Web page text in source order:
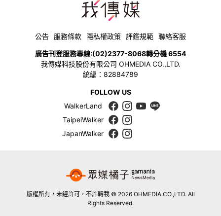
公告 服務條款 隱私權政策 評鑑規範 聯絡客服
廣告刊登服務專線:(02)2377-8068轉分機 6554
我傳媒科技股份有限公司 OHMEDIA CO.,LTD.
統編：82884789
FOLLOW US
WalkerLand
TaipeiWalker
JapanWalker
版權所有，未經許可，不許轉載 © 2026 OHMEDIA CO.,LTD. All
Rights Reserved.